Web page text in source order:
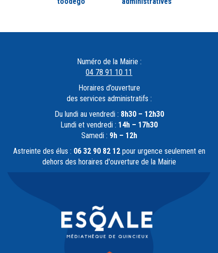
Numéro de la Mairie :
04 78 91 10 11
Horaires d’ouverture
des services administratifs :
Du lundi au vendredi : 8h30 – 12h30
Lundi et vendredi : 14h – 17h30
Samedi : 9h – 12h
Astreinte des élus : 06 32 90 82 12pour urgence seulement en
dehors des horaires d'ouverture de la Mairie